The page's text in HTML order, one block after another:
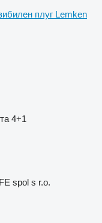
плуг Lemken
4+1
spol s r.o.